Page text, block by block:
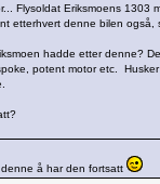
Flysoldat Eriksmoens
etterhvert denne bilen
hadde etter denne?
potent motor etc.
å har den fortsatt